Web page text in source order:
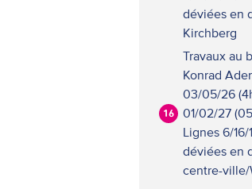
déviées en
Kirchberg
16
Travaux au
Konrad
03/05/26
01/02/27
Lignes 6/16/
déviées en
centre-ville/